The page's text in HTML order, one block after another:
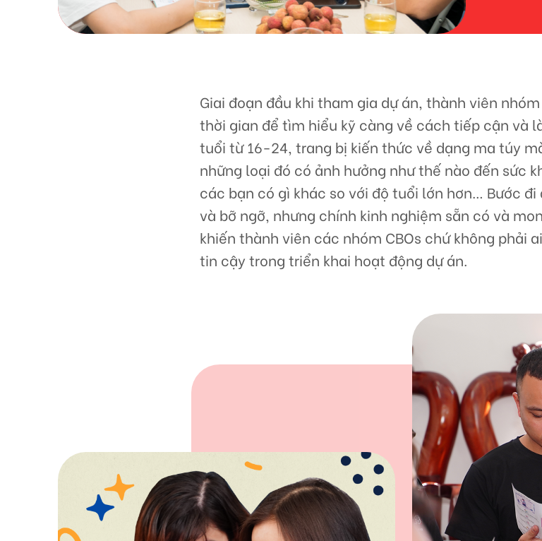
Giai đoạn đầu khi tham gia dự án, thành viên
thời gian để tìm hiểu kỹ càng về cách tiếp cận và
tuổi từ 16-24, trang bị kiến thức về dạng ma túy
những loại đó có ảnh hưởng như thế nào đến sức
các bạn có gì khác so với độ tuổi lớn hơn… Bước
và bỡ ngỡ, nhưng chính kinh nghiệm sẵn có và
khiến thành viên các nhóm CBOs chứ không phải
tin cậy trong triển khai hoạt động dự án.